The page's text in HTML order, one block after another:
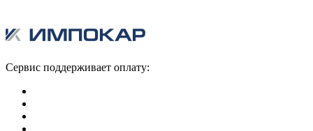
Сервис поддерживает оплату: